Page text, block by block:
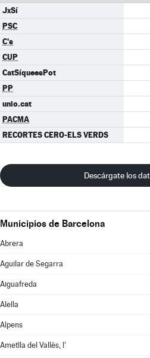
JxSí
PSC
C's
CUP
CatSíqueesPot
PP
unio.cat
PACMA
RECORTES CERO-ELS VERDS
Descárgate los
Municipios de Barcelona
Abrera
Aguilar de Segarra
Aiguafreda
Alella
Alpens
Ametlla del Vallès, l'